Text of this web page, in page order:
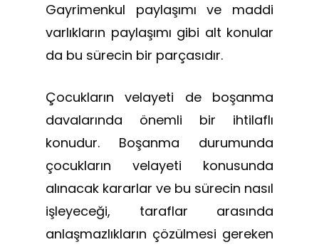
Gayrimenkul paylaşımı ve maddi
varlıkların paylaşımı gibi alt konular
da bu sürecin bir parçasıdır.
Çocukların velayeti de boşanma
davalarında önemli bir ihtilaflı
konudur. Boşanma durumunda
çocukların velayeti konusunda
alınacak kararlar ve bu sürecin nasıl
işleyeceği, taraflar arasında
anlaşmazlıkların çözülmesi gereken